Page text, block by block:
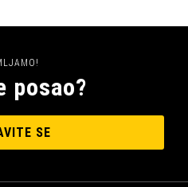
posao?
SE